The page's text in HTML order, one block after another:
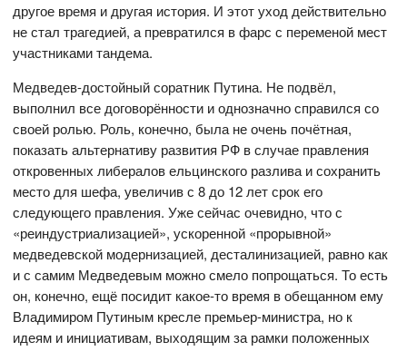
другое время и другая история. И этот уход действительно
не стал трагедией, а превратился в фарс с переменой мест
участниками тандема.
Медведев-достойный соратник Путина. Не подвёл,
выполнил все договорённости и однозначно справился со
своей ролью. Роль, конечно, была не очень почётная,
показать альтернативу развития РФ в случае правления
откровенных либералов ельцинского разлива и сохранить
место для шефа, увеличив с 8 до 12 лет срок его
следующего правления. Уже сейчас очевидно, что с
«реиндустриализацией», ускоренной «прорывной»
медведевской модернизацией, десталинизацией, равно как
и с самим Медведевым можно смело попрощаться. То есть
он, конечно, ещё посидит какое-то время в обещанном ему
Владимиром Путиным кресле премьер-министра, но к
идеям и инициативам, выходящим за рамки положенных